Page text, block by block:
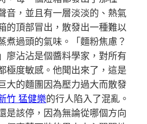
音，並且有一層淡淡的、熱氣
的頂部冒出，散發出一種難以
過頭的氣味。「麵粉焦慮？
廖沾沾是個醬料學家，對所有
極度敏感。他聞出來了，這是
大的麵團因為壓力過大而散發
竹 猛健樂的行人陷入了混亂。
是該停，因為無論從哪個方向